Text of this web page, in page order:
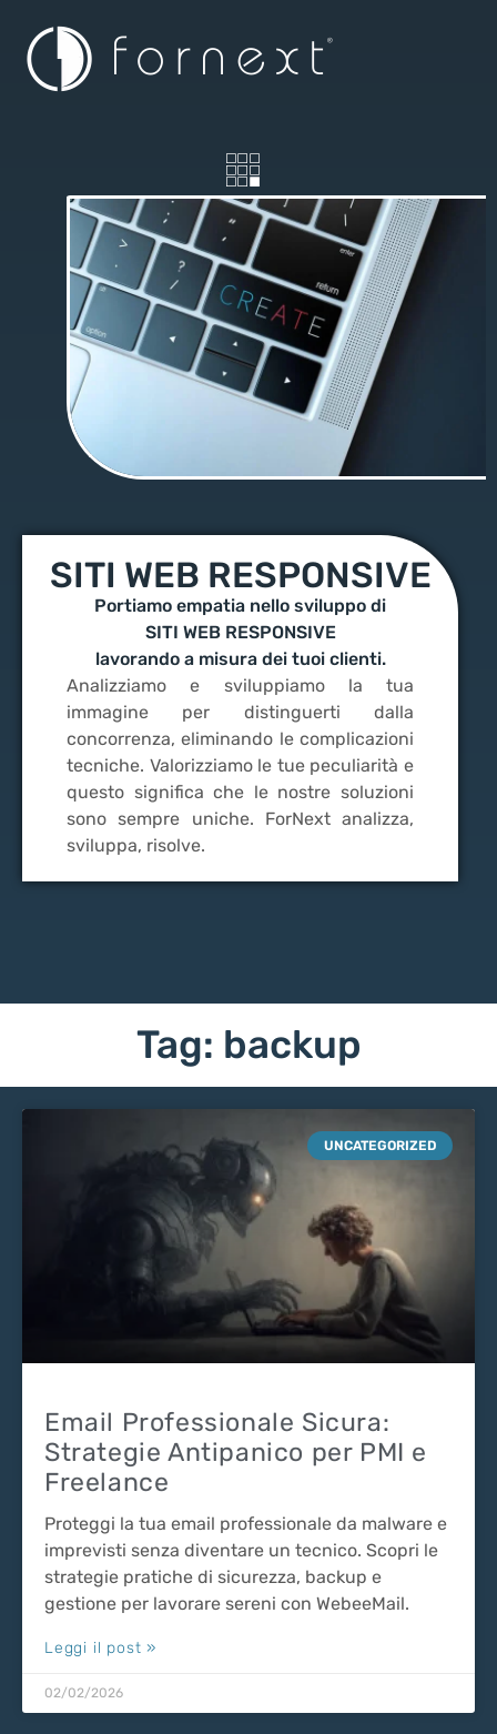
SITI WEB RESPONSIVE
Portiamo empatia nello sviluppo di
SITI WEB RESPONSIVE
lavorando a misura dei tuoi clienti.
Analizziamo e sviluppiamo la tua
immagine per distinguerti dalla
concorrenza, eliminando le complicazioni
tecniche. Valorizziamo le tue peculiarità e
questo significa che le nostre soluzioni
sono sempre uniche. ForNext analizza,
sviluppa, risolve.
Tag: backup
UNCATEGORIZED
Email Professionale Sicura:
Strategie Antipanico per PMI e
Freelance
Proteggi la tua email professionale da malware e
imprevisti senza diventare un tecnico. Scopri le
strategie pratiche di sicurezza, backup e
gestione per lavorare sereni con WebeeMail.
Leggi il post »
02/02/2026